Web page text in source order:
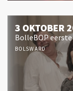
3 OKTOBER
BolleBOP
BOLSWARD